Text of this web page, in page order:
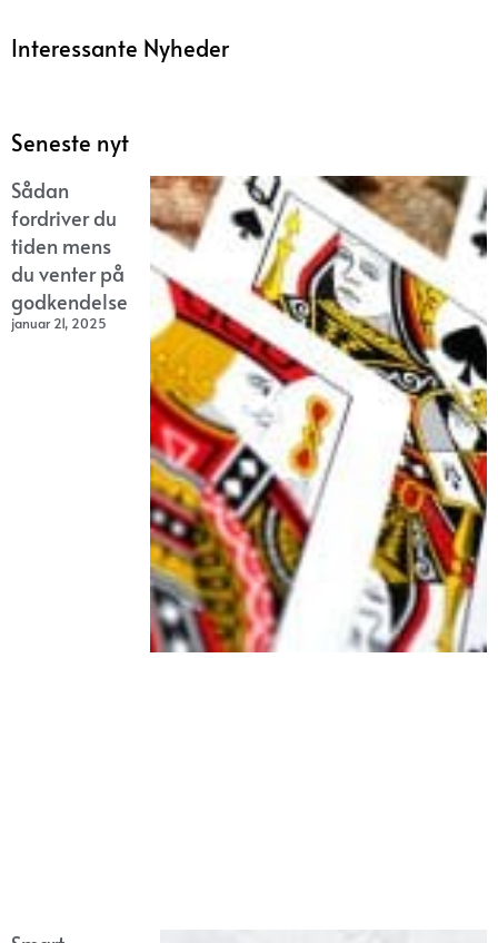
Interessante Nyheder
Seneste nyt
Sådan
fordriver du
tiden mens
du venter på
godkendelse
januar 21, 2025